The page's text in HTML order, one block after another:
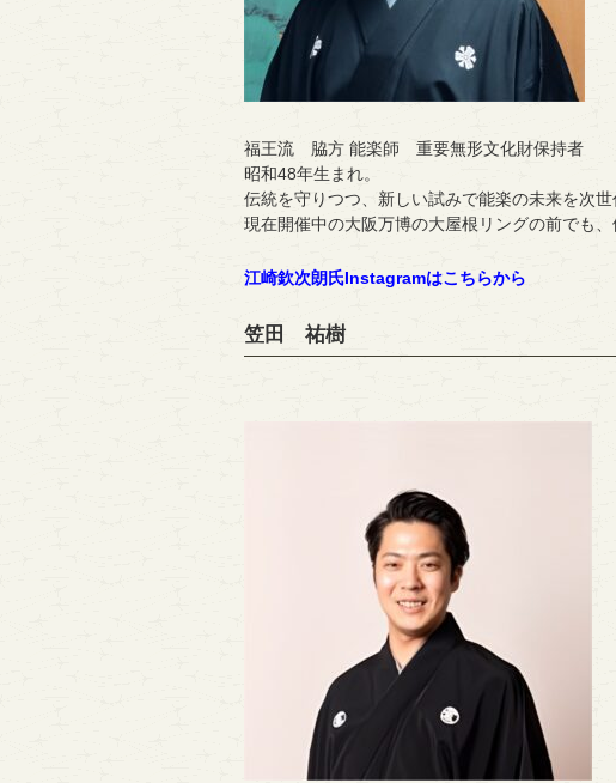
福王流 脇方 能楽師 重要無形文化財保持者
昭和48年生まれ。
伝統を守りつつ、新しい試みで能楽の未来を次
現在開催中の大阪万博の大屋根リングの前でも
江崎欽次朗氏Instagramはこちらから
笠田 祐樹